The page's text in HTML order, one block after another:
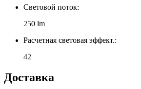
Световой поток:
250 lm
Расчетная световая эффект.:
42
Доставка